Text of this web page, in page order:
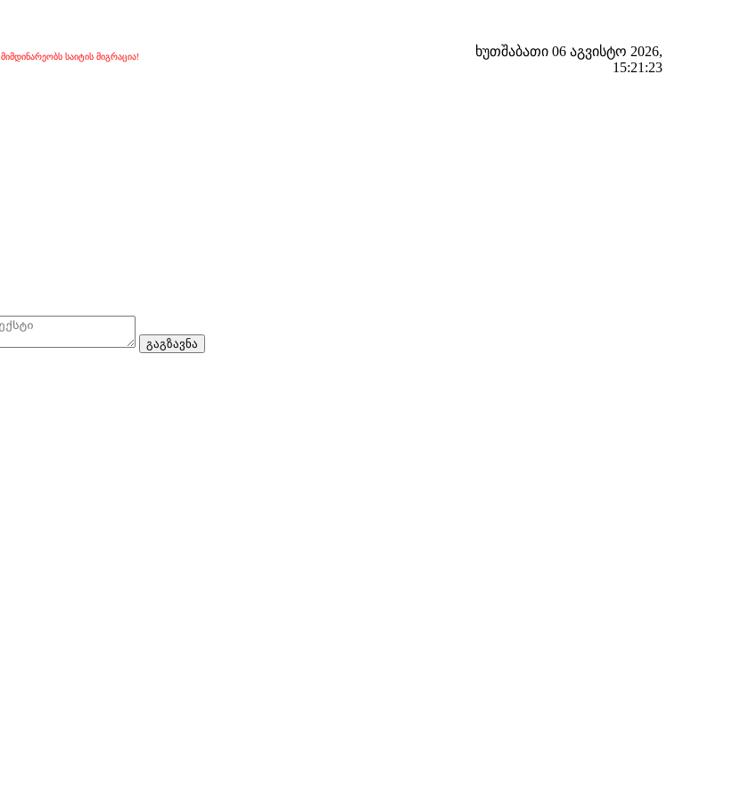
მიმდინარეობს საიტის მიგრაცია!
ხუთშაბათი 06 აგვისტო 2026,
15:21:24